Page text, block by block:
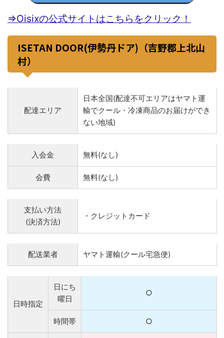
⇒Oisixの公式サイトはこちらをクリック！
ISETAN DOOR(伊勢丹ドア)（吉野郡上北山
村）
配達エリア
日本全国(配達不可エリアはヤマト運
輸でクール・冷凍商品のお届けができ
ない地域)
入会金 無料(なし)
会費 無料(なし)
支払い方法
(決済方法)
・クレジットカード
配送業者 ヤマト運輸(クール宅急便)
日時指定
日にち
曜日
○
時間帯 ○